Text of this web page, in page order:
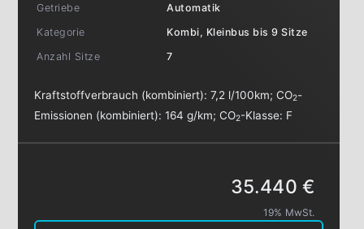
Getriebe
Automatik
Kategorie
Kombi, Kleinbus bis 9 Sitze
Anzahl Sitze
7
Kraftstoffverbrauch (kombiniert):7,2 l/100km;CO2-
Emissionen (kombiniert):164 g/km;CO2-Klasse: F
35.440 €
19% MwSt.